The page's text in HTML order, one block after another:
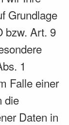
Grundlage
bzw. Art. 9
1
Falle einer
die
Daten in